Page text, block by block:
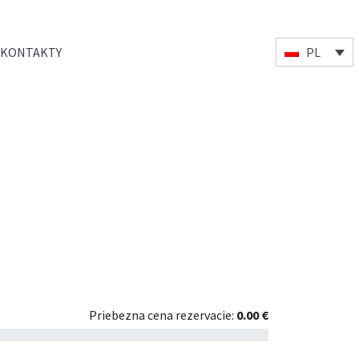
KONTAKTY PL
Priebezna cena rezervacie: 0.00 €